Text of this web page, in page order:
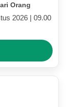
Orang
2026 | 09.00